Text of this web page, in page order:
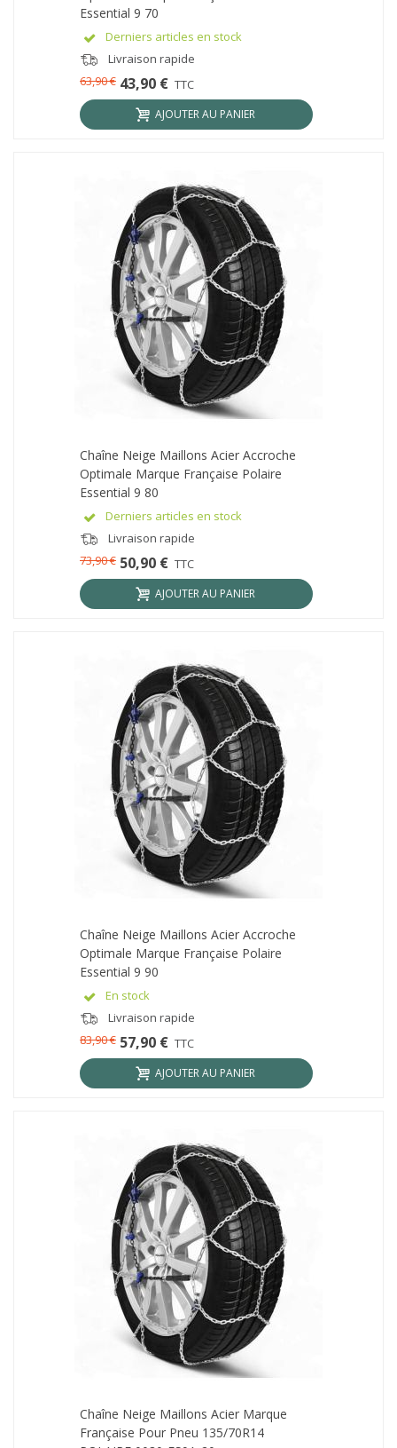
Essential 9 70
Derniers articles en stock
Livraison rapide
43,90 € TTC
63,90 €
AJOUTER AU PANIER
Chaîne Neige Maillons Acier Accroche
Optimale Marque Française Polaire
Essential 9 80
Derniers articles en stock
Livraison rapide
50,90 € TTC
73,90 €
AJOUTER AU PANIER
Chaîne Neige Maillons Acier Accroche
Optimale Marque Française Polaire
Essential 9 90
En stock
Livraison rapide
57,90 € TTC
83,90 €
AJOUTER AU PANIER
Chaîne Neige Maillons Acier Marque
Française Pour Pneu 135/70R14